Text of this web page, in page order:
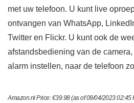
met uw telefoon. U kunt live
ontvangen van WhatsApp,
Twitter en Flickr. U kunt ook de
afstandsbediening van de
alarm instellen, naar de telefoon
Amazon.nl Price:€39.98(as of 09/04/2023 02:45